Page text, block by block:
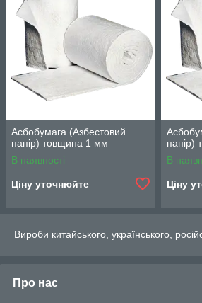
Асбобумага (Азбестовий
папір) товщина 1 мм
В наявності
Ціну уточнюйте
папір)
В
Ціну
Вироби китайського, українського,
Про нас